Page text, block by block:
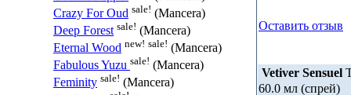
Crazy For Oud sale! (Mancera)
Deep Forest sale! (Mancera)
Eternal Wood new! sale! (Mancera)
Fabulous Yuzu sale! (Mancera)
Feminity sale! (Mancera)
Оставить отзыв
Vetiver Sensuel
60.0 мл (спрей)